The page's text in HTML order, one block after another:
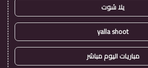
يلا شوت
yalla shoot
مباريات اليوم مباشر